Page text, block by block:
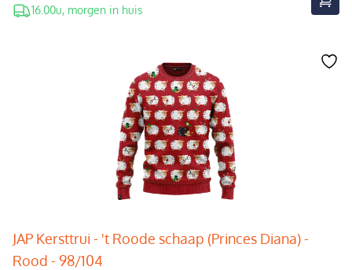
16.00u, morgen in huis
JAP Kersttrui - 't Roode schaap (Princes Diana) -
Rood - 98/104